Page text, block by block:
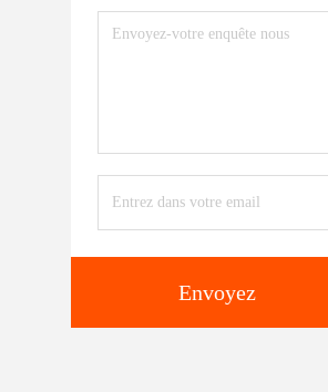
Envoyez